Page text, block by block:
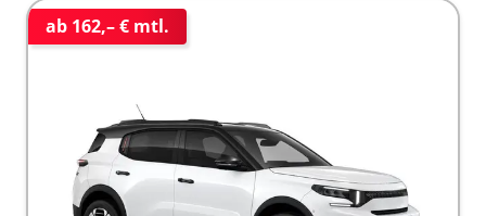
ab 162,– € mtl.